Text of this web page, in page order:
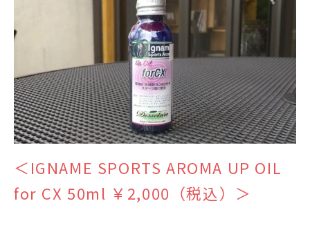
＜IGNAME SPORTS AROMA UP OIL
for CX 50ml ￥2,000（税込）＞